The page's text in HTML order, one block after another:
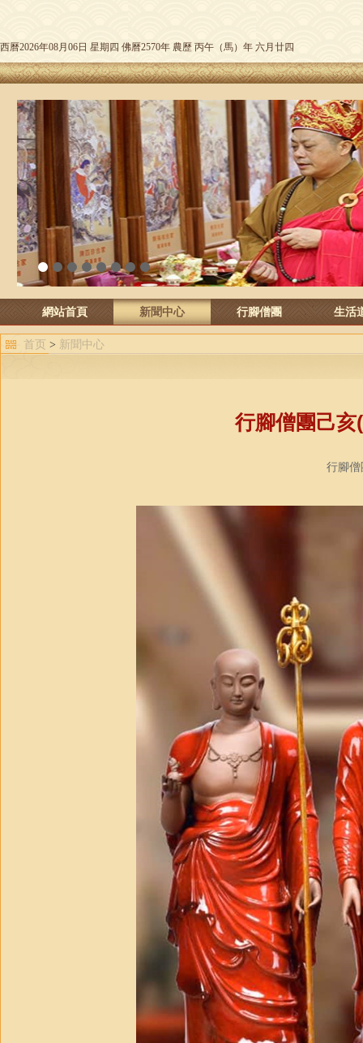
西曆2026年08月06日 星期四 佛曆2570年 農歷 丙午（馬）年 六月廿四
1 3 4 5 6 7 8
網站首頁 新聞中心 行腳僧團 生活
首页 > 新聞中心
行腳僧團己
行腳僧